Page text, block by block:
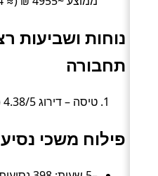
נוחות ושביעות
תחבורה
טיסה – דירוג 4.38/5 (26 חוות דעת).
פילוח משכי